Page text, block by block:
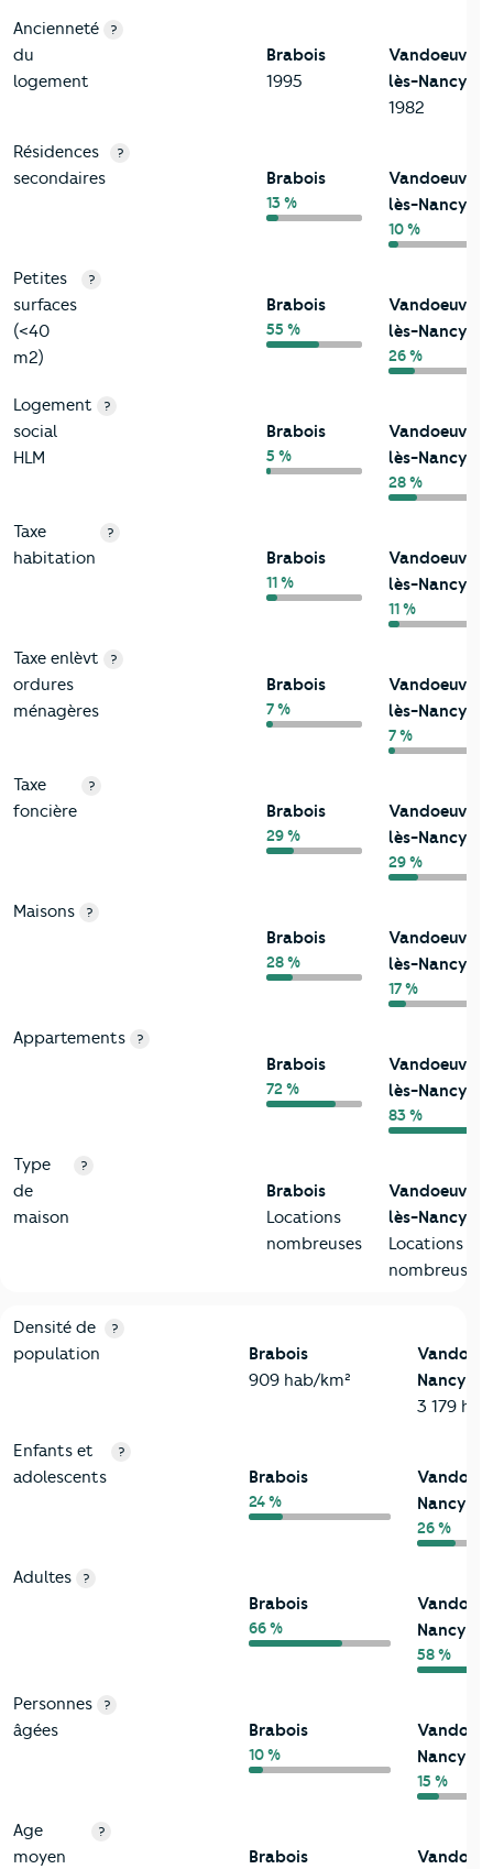
Ancienneté
du
logement
?
Brabois
1995
Vandoeuvre-
lès-Nancy
1982
Résidences
secondaires
?
Brabois
13 %
Vandoeuvre-
lès-Nancy
10 %
Petites
surfaces
(<40
m2)
?
Brabois
55 %
Vandoeuvre-
lès-Nancy
26 %
Logement
social
HLM
?
Brabois
5 %
Vandoeuvre-
lès-Nancy
28 %
Taxe
habitation
?
Brabois
11 %
Vandoeuvre-
lès-Nancy
11 %
Taxe enlèvt
ordures
ménagères
?
Brabois
7 %
Vandoeuvre-
lès-Nancy
7 %
Taxe
foncière
?
Brabois
29 %
Vandoeuvre-
lès-Nancy
29 %
Maisons ?
Brabois
28 %
Vandoeuvre-
lès-Nancy
17 %
Appartements ?
Brabois
72 %
Vandoeuvre-
lès-Nancy
83 %
Type
de
maison
?
Brabois
Locations
nombreuses
Vandoeuvre-
lès-Nancy
Locations
nombreuses
2-Habitants
Critères Brabois
Densité de
population
?
Brabois
909 hab/km²
Nancy
3 179
Enfants et
adolescents
?
Brabois
24 %
Nancy
26 %
Adultes ?
Brabois
66 %
Nancy
58 %
Personnes
âgées
?
Brabois
10 %
Nancy
15 %
Age
moyen
?
Brabois